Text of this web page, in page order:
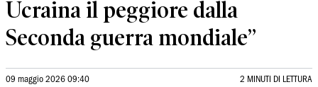
Ucraina il peggiore dalla
Seconda guerra mondiale”
09 maggio 2026 09:40 2 MINUTI DI LETTURA